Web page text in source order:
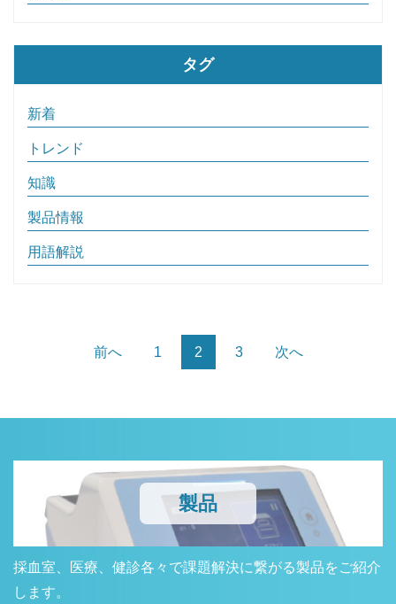
タグ
新着
トレンド
知識
製品情報
用語解説
前へ 1 2 3 次へ
製品
採血室、医療、健診各々で課題解決に繋がる製品をご紹介
します。